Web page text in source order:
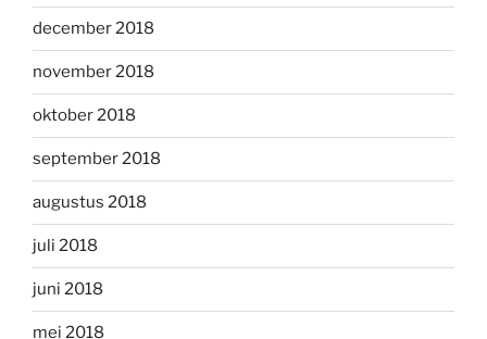
december 2018
november 2018
oktober 2018
september 2018
augustus 2018
juli 2018
juni 2018
mei 2018